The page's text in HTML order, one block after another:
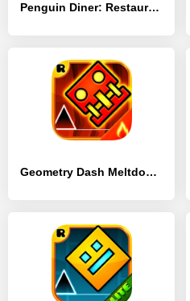
Penguin Diner: Restaurant Dash - [Взлом/МОД Unlocked]
Geometry Dash Meltdown - [Взлом/МОД Меню]